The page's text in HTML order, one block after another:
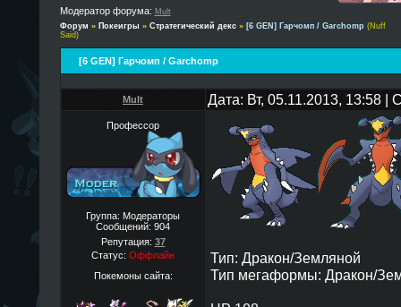
Модератор форума: Mult
Форум » Покеигры » Стратегический декс » [6 GEN] Гарчомп / Garchomp (Nuff
Said)
[6 GEN] Гарчомп / Garchomp
Mult Дата: Вт, 05.11.2013, 13:58
Профессор
Группа: Модераторы
Сообщений: 904
Репутация: 37
Статус: Оффлайн
Покемоны сайта:
Тип: Дракон/Земляной
Тип мегаформы: Дракон/